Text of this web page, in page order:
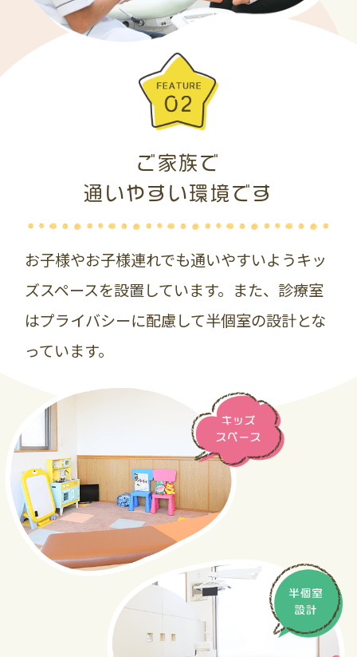
ご家族で
通いやすい環境です
お子様やお子様連れでも通いやすいようキッ
ズスペースを設置しています。また、診療室
はプライバシーに配慮して半個室の設計とな
っています。